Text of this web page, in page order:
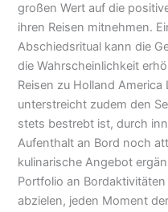
großen Wert auf die
ihren Reisen mitnehmen.
Abschiedsritual kann die
die Wahrscheinlichkeit
Reisen zu Holland America
unterstreicht zudem den
stets bestrebt ist, durch
Aufenthalt an Bord noch
kulinarische Angebot
Portfolio an
abzielen, jeden Moment